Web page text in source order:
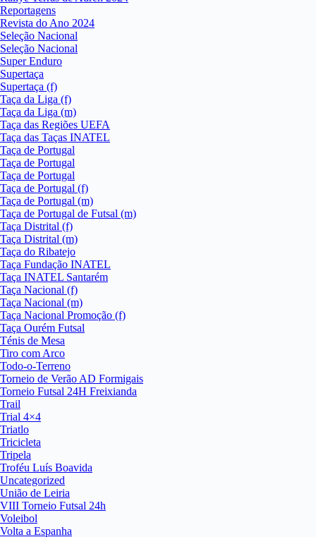
Reportagens
Revista do Ano 2024
Seleção Nacional
Seleção Nacional
Super Enduro
Supertaça
Supertaça (f)
Taça da Liga (f)
Taça da Liga (m)
Taça das Regiões UEFA
Taça das Taças INATEL
Taça de Portugal
Taça de Portugal
Taça de Portugal
Taça de Portugal (f)
Taça de Portugal (m)
Taça de Portugal de Futsal (m)
Taça Distrital (f)
Taça Distrital (m)
Taça do Ribatejo
Taça Fundação INATEL
Taça INATEL Santarém
Taça Nacional (f)
Taça Nacional (m)
Taça Nacional Promoção (f)
Taça Ourém Futsal
Ténis de Mesa
Tiro com Arco
Todo-o-Terreno
Torneio de Verão AD Formigais
Torneio Futsal 24H Freixianda
Trail
Trial 4×4
Triatlo
Tricicleta
Tripela
Troféu Luís Boavida
Uncategorized
União de Leiria
VIII Torneio Futsal 24h
Voleibol
Volta a Espanha